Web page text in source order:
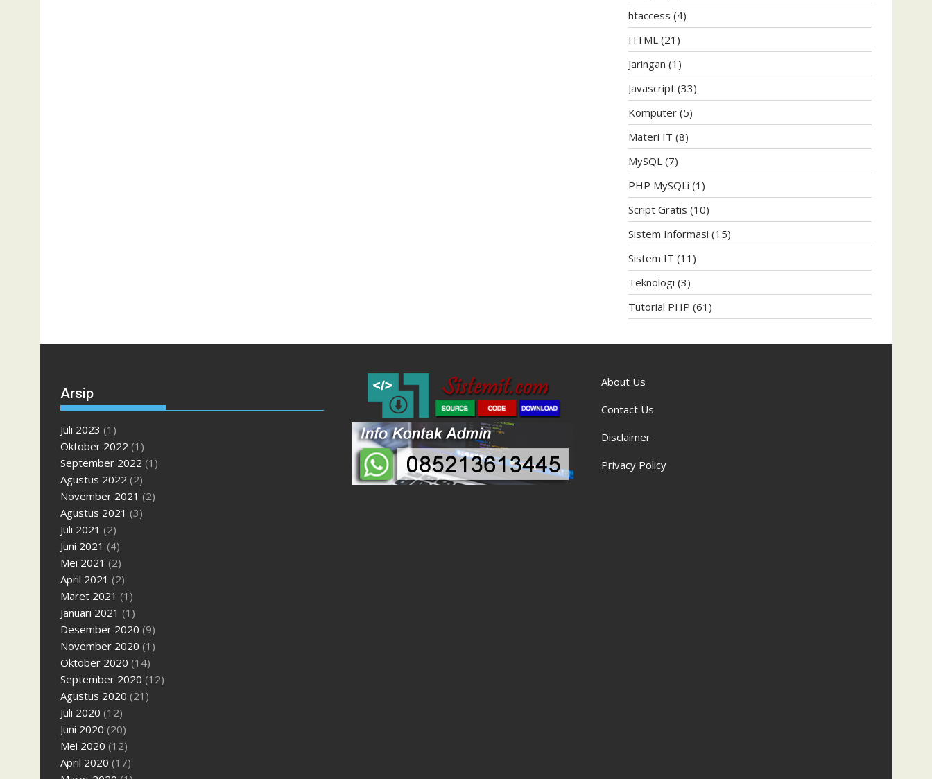
htaccess (4)
HTML (21)
Jaringan (1)
Javascript (33)
Komputer (5)
Materi IT (8)
MySQL (7)
PHP MySQLi (1)
Script Gratis (10)
Sistem Informasi (15)
Sistem IT (11)
Teknologi (3)
Tutorial PHP (61)
Arsip
Juli 2023 (1)
Oktober 2022 (1)
September 2022 (1)
Agustus 2022 (2)
November 2021 (2)
Agustus 2021 (3)
Juli 2021 (2)
Juni 2021 (4)
Mei 2021 (2)
April 2021 (2)
Maret 2021 (1)
Januari 2021 (1)
Desember 2020 (9)
November 2020 (1)
Oktober 2020 (14)
September 2020 (12)
Agustus 2020 (21)
Juli 2020 (12)
Juni 2020 (20)
Mei 2020 (12)
April 2020 (17)
About Us
Contact Us
Disclaimer
Privacy Policy